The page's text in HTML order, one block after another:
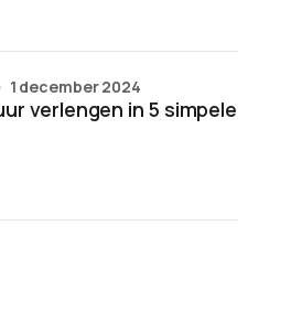
verlengen in 5 simpele
1 december 2024